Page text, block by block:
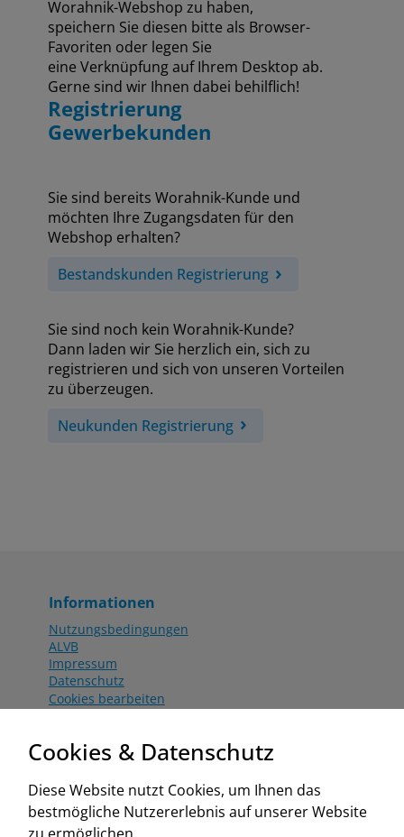
Worahnik-Webshop zu haben,
speichern Sie diesen bitte als Browser-
Favoriten oder legen Sie
eine Verknüpfung auf Ihrem Desktop ab.
Gerne sind wir Ihnen dabei behilflich!
Registrierung
Gewerbekunden
Sie sind bereits Worahnik-Kunde und
möchten Ihre Zugangsdaten für den
Webshop erhalten?
Bestandskunden Registrierung
Sie sind noch kein Worahnik-Kunde?
Dann laden wir Sie herzlich ein, sich zu
registrieren und sich von unseren Vorteilen
zu überzeugen.
Neukunden Registrierung
Informationen
Nutzungsbedingungen
ALVB
Impressum
Datenschutz
Cookies bearbeiten
Aktionsbedingungen
www.worahnik.at
Zentrale Köttlach
Cookies & Datenschutz
Diese Website nutzt Cookies, um Ihnen das
bestmögliche Nutzererlebnis auf unserer Website